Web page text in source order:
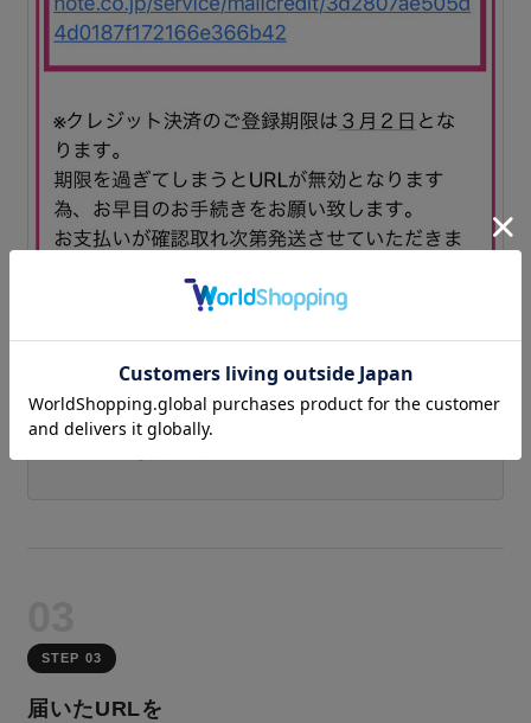
STEP 03
届いたURLを